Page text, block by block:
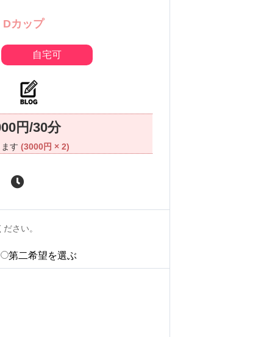
Dカップ
自宅可
円/30分
す (3000円 × 2)
さい。
第二希望を選ぶ